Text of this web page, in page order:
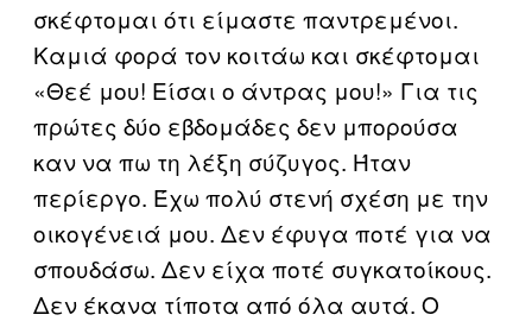
σκέφτομαι ότι είμαστε παντρεμένοι.
Καμιά φορά τον κοιτάω και σκέφτομαι
«Θεέ μου! Είσαι ο άντρας μου!» Για τις
πρώτες δύο εβδομάδες δεν μπορούσα
καν να πω τη λέξη σύζυγος. Ήταν
περίεργο. Έχω πολύ στενή σχέση με την
οικογένειά μου. Δεν έφυγα ποτέ για να
σπουδάσω. Δεν είχα ποτέ συγκατοίκους.
Δεν έκανα τίποτα από όλα αυτά. Ο